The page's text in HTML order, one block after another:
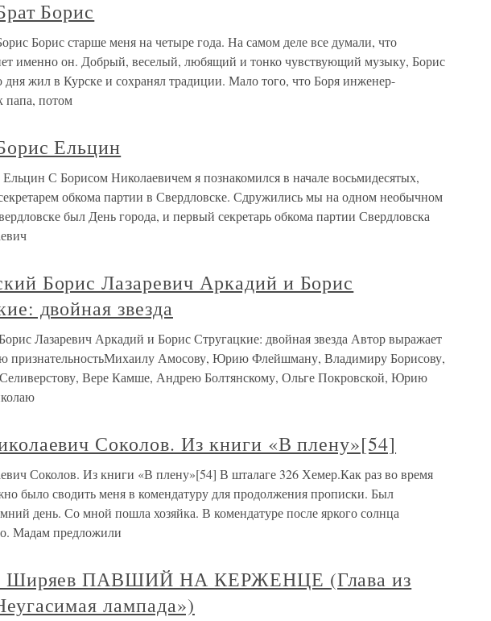
Борис
Борис старше меня на четыре года. На самом деле все думали, что
именно он. Добрый, веселый, любящий и тонко чувствующий музыку, Борис
дня жил в Курске и сохранял традиции. Мало того, что Боря инженер-
папа, потом
Ельцин
Ельцин С Борисом Николаевичем я познакомился в начале восьмидесятых,
обкома партии в Свердловске. Сдружились мы на одном необычном
был День города, и первый секретарь обкома партии Свердловска
Борис Лазаревич Аркадий и Борис
двойная звезда
Лазаревич Аркадий и Борис Стругацкие: двойная звезда Автор выражает
признательностьМихаилу Амосову, Юрию Флейшману, Владимиру Борисову,
Вере Камше, Андрею Болтянскому, Ольге Покровской, Юрию
Соколов. Из книги «В плену»[54]
Соколов. Из книги «В плену»[54] В шталаге 326 Хемер.Как раз во время
было сводить меня в комендатуру для продолжения прописки. Был
день. Со мной пошла хозяйка. В комендатуре после яркого солнца
Мадам предложили
Ширяев ПАВШИЙ НА КЕРЖЕНЦЕ (Глава из
лампада»)